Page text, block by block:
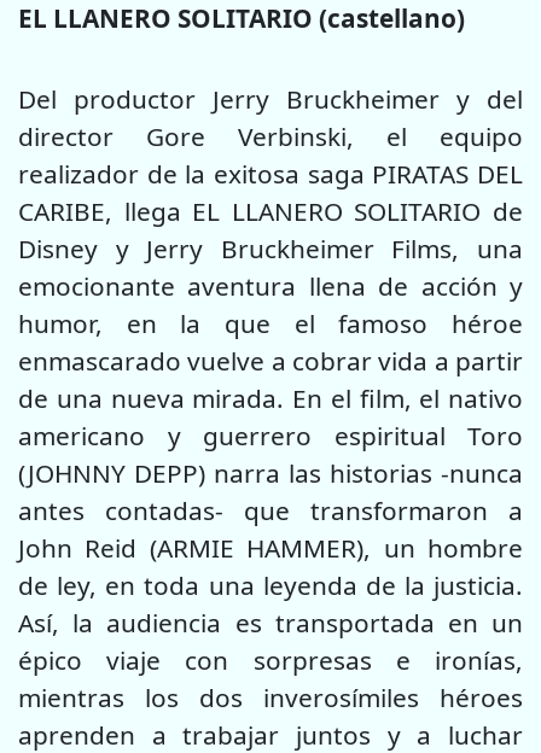
EL LLANERO SOLITARIO (castellano)
Del productor Jerry Bruckheimer y del
director Gore Verbinski, el equipo
realizador de la exitosa saga PIRATAS DEL
CARIBE, llega EL LLANERO SOLITARIO de
Disney y Jerry Bruckheimer Films, una
emocionante aventura llena de acción y
humor, en la que el famoso héroe
enmascarado vuelve a cobrar vida a partir
de una nueva mirada. En el film, el nativo
americano y guerrero espiritual Toro
(JOHNNY DEPP) narra las historias -nunca
antes contadas- que transformaron a
John Reid (ARMIE HAMMER), un hombre
de ley, en toda una leyenda de la justicia.
Así, la audiencia es transportada en un
épico viaje con sorpresas e ironías,
mientras los dos inverosímiles héroes
aprenden a trabajar juntos y a luchar